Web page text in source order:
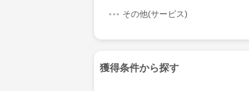
その他(サービス)
獲得条件から探す